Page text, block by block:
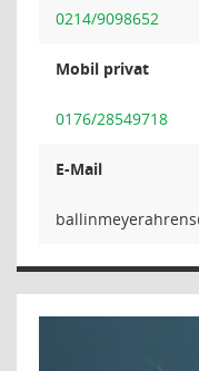
0214/9098652
Mobil privat
0176/28549718
E-Mail
snerharey